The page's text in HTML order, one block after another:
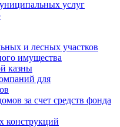
услуг
и лесных участков
имущества
казны
для
за счет средств фонда
конструкций